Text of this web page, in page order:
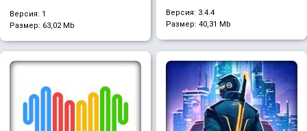
Версия: 1
Размер: 63,02 Mb
Версия: 3.4.4
Размер:40,31 Mb